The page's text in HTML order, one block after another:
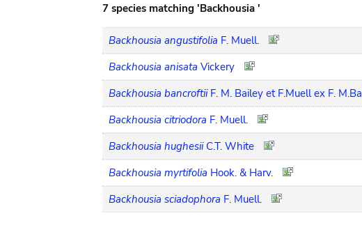
7 species matching 'Backhousia '
Backhousia angustifolia F. Muell.
Backhousia anisata Vickery
Backhousia bancroftii F. M. Bailey et F.Muell ex F.
Backhousia citriodora F. Muell.
Backhousia hughesii C.T. White
Backhousia myrtifolia Hook. & Harv.
Backhousia sciadophora F. Muell.